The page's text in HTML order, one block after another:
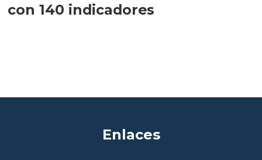
con 140 indicadores
Enlaces